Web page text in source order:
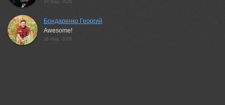
16 may, 2026
Бондаренко Георгий
Awesome!
16 may, 2026